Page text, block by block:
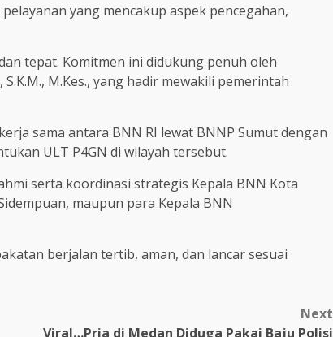
yang mencakup aspek pencegahan,
tepat. Komitmen ini didukung penuh oleh
M.Kes., yang hadir mewakili pemerintah
sama antara BNN RI lewat BNNP Sumut dengan
ULT P4GN di wilayah tersebut.
serta koordinasi strategis Kepala BNN Kota
maupun para Kepala BNN
berjalan tertib, aman, dan lancar sesuai
Next
Viral…Pria di Medan Diduga Pakai Baju Polisi